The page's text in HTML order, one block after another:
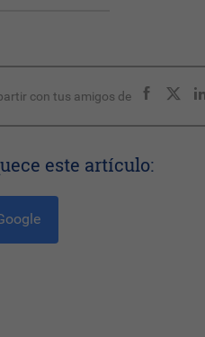
con tus amigos de
este artículo: